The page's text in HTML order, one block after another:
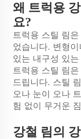
왜 트럭용
요?
트럭용 스틸 림
었습니다. 변형
있는 내구성 있
트럭용 스틸 림
드립니다. 스틸
오나 눈이 오나
험 없이 무거운
강철 림의